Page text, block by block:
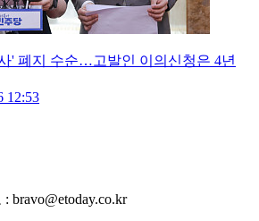
' 폐지 수순…고발인 이의신청은 4년
12:53
bravo@etoday.co.kr